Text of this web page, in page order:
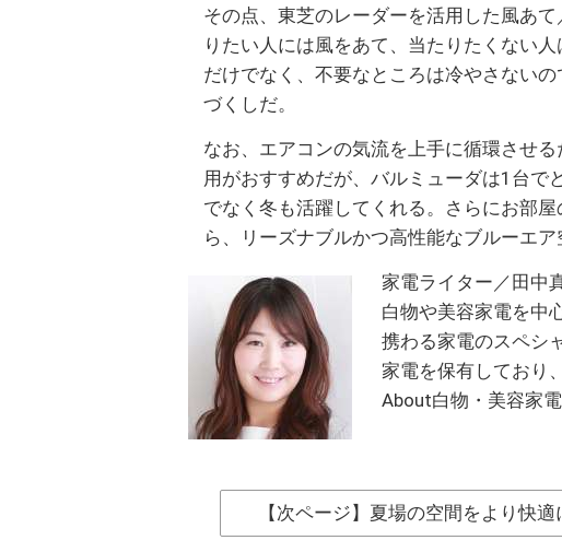
その点、東芝のレーダーを活用した風あ
りたい人には風をあて、当たりたくない
だけでなく、不要なところは冷やさない
づくしだ。
なお、エアコンの気流を上手に循環させ
用がおすすめだが、バルミューダは1台で
でなく冬も活躍してくれる。さらにお部
ら、リーズナブルかつ高性能なブルーエア
家電ライター／田中
白物や美容家電を中
携わる家電のスペシ
家電を保有しており
About白物・美容家
【次ページ】夏場の空間をより快